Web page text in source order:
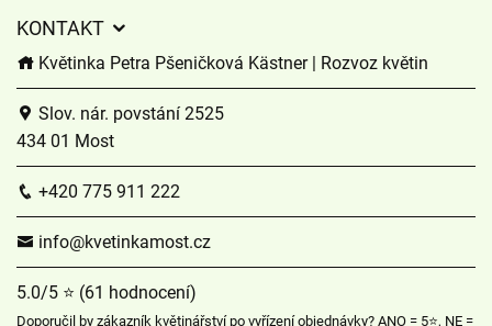
KONTAKT
Květinka Petra Pšeničková Kästner | Rozvoz květin
Slov. nár. povstání 2525
434 01 Most
+420 775 911 222
info@kvetinkamost.cz
5.0/5 ⭐ (61 hodnocení)
Doporučil by zákazník květinářství po vyřízení objednávky? ANO = 5⭐, NE =